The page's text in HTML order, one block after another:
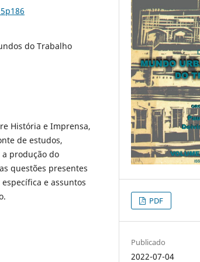
do Trabalho
História e Imprensa,
de estudos,
produção do
questões presentes
e assuntos
PDF
Publicado
2022-07-04